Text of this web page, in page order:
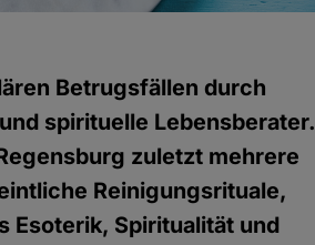
Betrugsfällen durch
spirituelle Lebensberater.
zuletzt mehrere
Reinigungsrituale,
Esoterik, Spiritualität und